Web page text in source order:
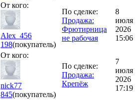
От кого:
Alex_456
198(покупатель)
По сделке:
Продажа:
Фрютирница
не рабочая
8
июля
2026
15:06
От кого:
nick77
845(покупатель)
По сделке:
Продажа:
Крепёж
7
июля
2026
17:19